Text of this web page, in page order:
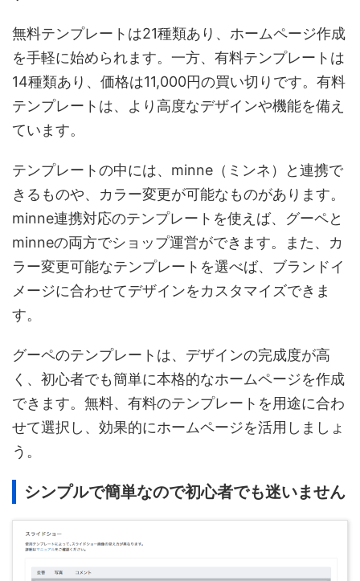
無料テンプレートは21種類あり、ホームページ作成
を手軽に始められます。一方、有料テンプレートは
14種類あり、価格は11,000円の買い切りです。有料
テンプレートは、より高度なデザインや機能を備え
ています。
テンプレートの中には、minne（ミンネ）と連携で
きるものや、カラー変更が可能なものがあります。
minne連携対応のテンプレートを使えば、グーペと
minneの両方でショップ運営ができます。また、カ
ラー変更可能なテンプレートを選べば、ブランドイ
メージに合わせてデザインをカスタマイズできま
す。
グーペのテンプレートは、デザインの完成度が高
く、初心者でも簡単に本格的なホームページを作成
できます。無料、有料のテンプレートを用途に合わ
せて選択し、効果的にホームページを活用しましょ
う。
シンプルで簡単なので初心者でも迷いません